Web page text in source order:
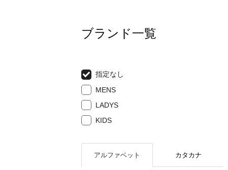
ブランド一覧
指定なし
MENS
LADYS
KIDS
アルファベット カタカナ